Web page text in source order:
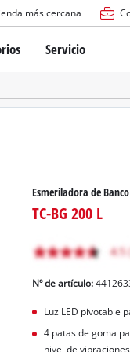
más cercana
a batería
manuales
jardín
Servicio
Esmeriladora de Banco
TC-BG 200 L
Nº de artículo:
Luz LED pivotable
4 patas de goma
nivel de vibraciones